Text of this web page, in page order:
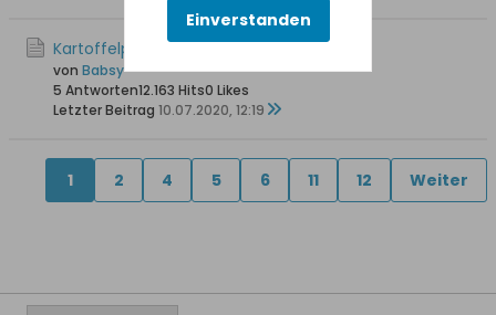
Kartoffelpüree mit Buttermilch.
von Babsy
5 Antworten12.163 Hits0 Likes
Letzter Beitrag 10.07.2020, 12:19
1 2 4 5 6 11 12 Weiter
Einverstanden